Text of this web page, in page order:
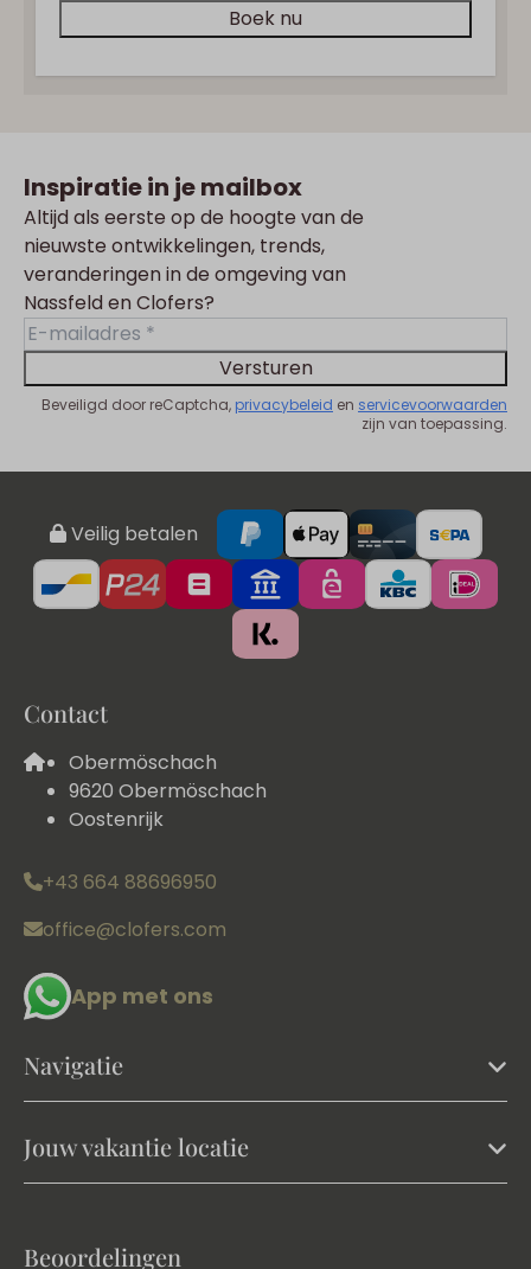
Boek nu
Inspiratie in je mailbox
Altijd als eerste op de hoogte van de
nieuwste ontwikkelingen, trends,
veranderingen in de omgeving van
Nassfeld en Clofers?
Versturen
Beveiligd door reCaptcha, privacybeleid en servicevoorwaarden
zijn van toepassing.
Veilig betalen
Contact
Obermöschach
9620 Obermöschach
Oostenrijk
+43 664 88696950
office@clofers.com
App met ons
Navigatie
Jouw vakantie locatie
Beoordelingen